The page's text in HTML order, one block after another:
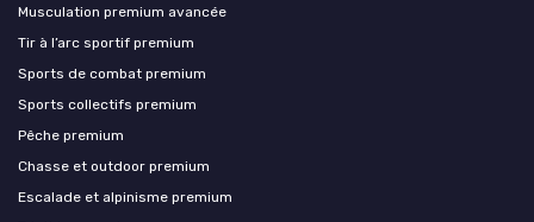
Musculation premium avancée
Tir à l’arc sportif premium
Sports de combat premium
Sports collectifs premium
Pêche premium
Chasse et outdoor premium
Escalade et alpinisme premium